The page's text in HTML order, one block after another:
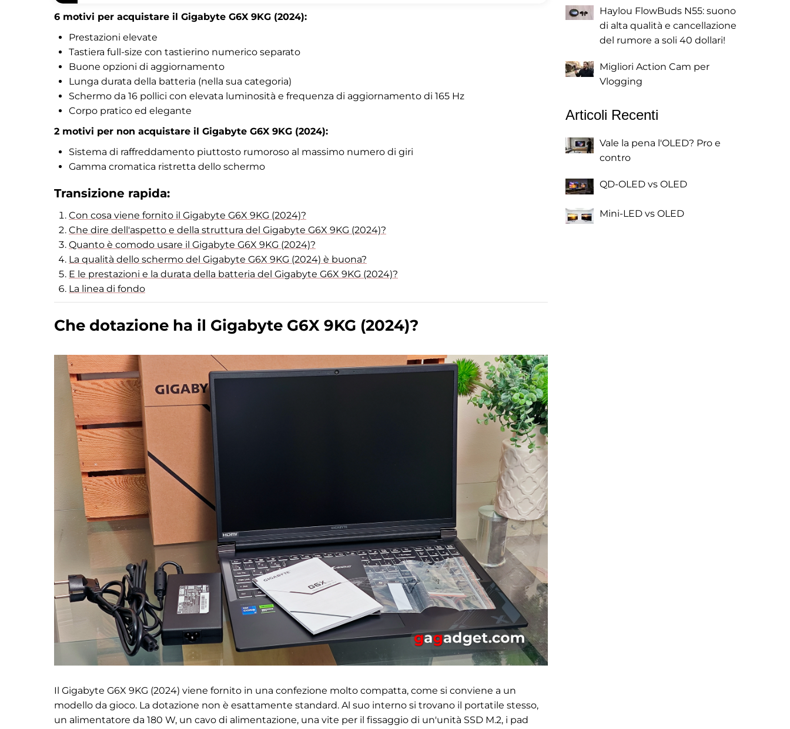
6 motivi per acquistare il Gigabyte G6X 9KG (2024):
Prestazioni elevate
Tastiera full-size con tastierino numerico separato
Buone opzioni di aggiornamento
Lunga durata della batteria (nella sua categoria)
Schermo da 16 pollici con elevata luminosità e frequenza di aggiornamento di 165 Hz
Corpo pratico ed elegante
2 motivi per non acquistare il Gigabyte G6X 9KG (2024):
Sistema di raffreddamento piuttosto rumoroso al massimo numero di giri
Gamma cromatica ristretta dello schermo
Transizione rapida:
Con cosa viene fornito il Gigabyte G6X 9KG (2024)?
Che dire dell'aspetto e della struttura del Gigabyte G6X 9KG (2024)?
Quanto è comodo usare il Gigabyte G6X 9KG (2024)?
La qualità dello schermo del Gigabyte G6X 9KG (2024) è buona?
E le prestazioni e la durata della batteria del Gigabyte G6X 9KG (2024)?
La linea di fondo
Che dotazione ha il Gigabyte G6X 9KG (2024)?
Il Gigabyte G6X 9KG (2024) viene fornito in una confezione molto compatta, come si conviene a un
modello da gioco. La dotazione non è esattamente standard. Al suo interno si trovano il portatile stesso,
un alimentatore da 180 W, un cavo di alimentazione, una vite per il fissaggio di un'unità SSD M.2, i pad
Haylou FlowBuds N55: suono
di alta qualità e cancellazione
del rumore a soli 40 dollari!
Migliori Action Cam per
Vlogging
Articoli Recenti
Vale la pena l'OLED? Pro e
contro
QD-OLED vs OLED
Mini-LED vs OLED